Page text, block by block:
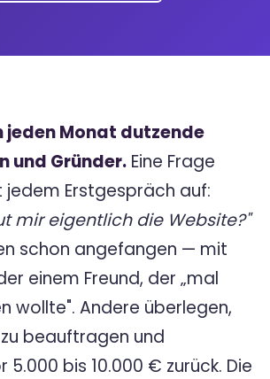
jeden Monat dutzende
und Gründer. Eine Frage
Erstgespräch auf:
mir eigentlich die Website?"
schon angefangen — mit
einem Freund, der „mal
wollte". Andere überlegen,
beauftragen und
5.000 bis 10.000 € zurück. Die